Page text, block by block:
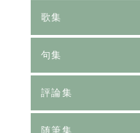
歌集
句集
評論集
随筆集